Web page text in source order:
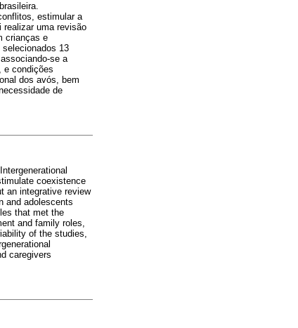
estimular a
uma revisão
crianças e
13
se a
e condições
dos avós, bem
de
coexistence
an integrative review
and adolescents
that met the
and family roles,
of the studies,
caregivers